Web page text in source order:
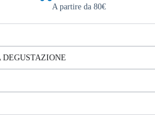
A partire da 80€